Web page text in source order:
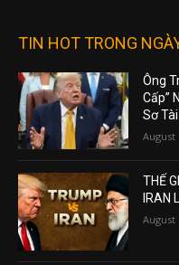
TIN HOT TRONG
Ông
Cấp”
Sơ
August
THẾ
IRAN
August